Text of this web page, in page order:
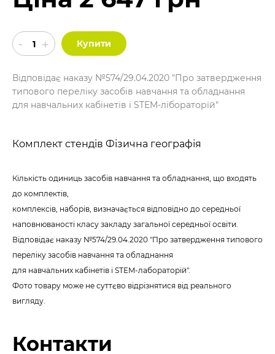
Купити
Відповідає наказу №574/29.04.2020 "Про затвердження
типового переліку засобів навчання та обладнання
для навчальних кабінетів і STEM-лібораторій"
Комплект стендів Фізична географія
Кількість одиниць засобів навчання та обладнання, що входять
до комплектів,
комплексів, наборів, визначається відповідно до середньої
наповнюваності класу закладу загальної середньої освіти.
Відповідає наказу №574/29.04.2020 "Про затвердження типового
переліку засобів навчання та обладнання
для навчальних кабінетів і STEM-лабораторій".
Фото товару може не суттєво відрізнятися від реального
вигляду.
Контакти